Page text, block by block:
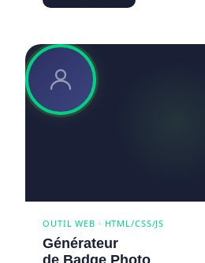
OUTIL WEB · HTML/CSS/JS
Générateur
de Badge Photo